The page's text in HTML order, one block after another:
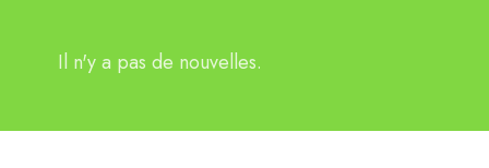
Il n'y a pas de nouvelles.